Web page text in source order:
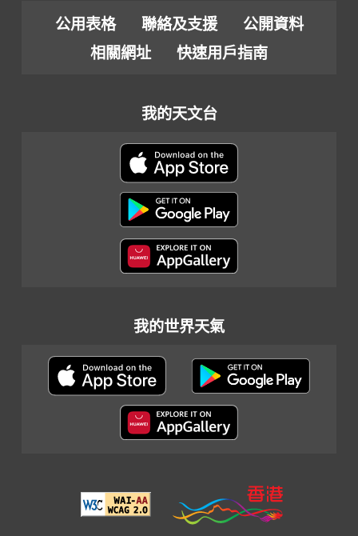
公用表格 聯絡及支援
公開資料
相關網址
快速用戶指南
我的天文台
我的世界天氣